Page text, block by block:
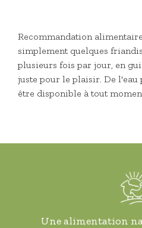
Recommandation
simplement quelques
plusieurs fois par jour, en
juste pour le plaisir. De
être disponible à tout
Une alimentation